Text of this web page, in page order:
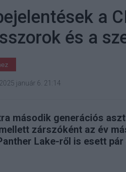
a
és a
2025 január 6. 21:14
második generációs
zárszóként az év
Lake-ről is esett pár